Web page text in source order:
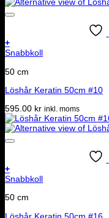
+
Snabbkoll
50 cm
Löshår Keratin 50cm #10
595.00 kr inkl. moms
+
Snabbkoll
50 cm
Löshår Keratin 50cm #16